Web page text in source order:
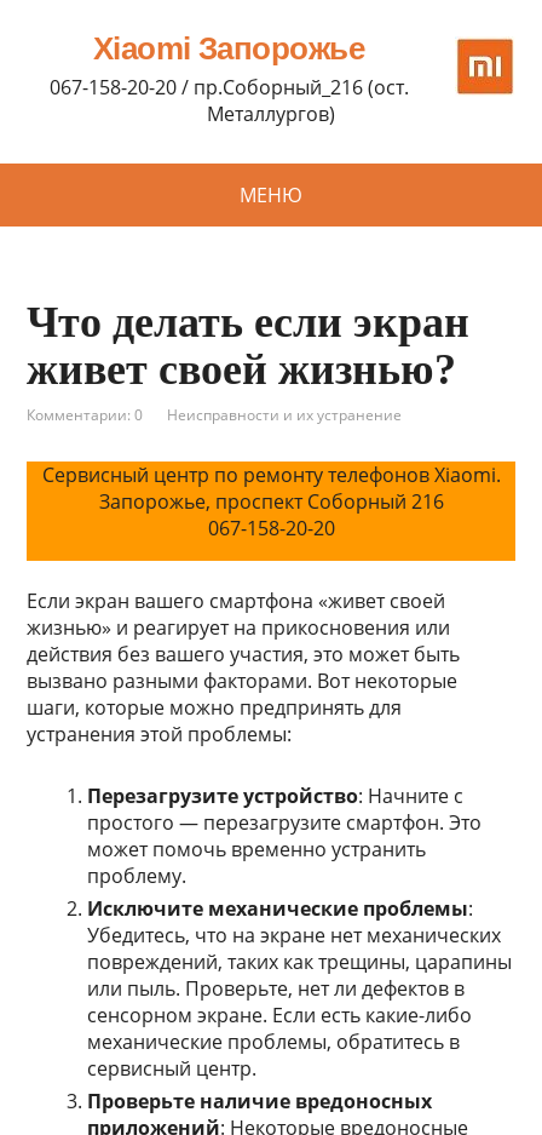
Xiaomi Запорожье
067-158-20-20 / пр.Соборный_216 (ост.
Металлургов)
МЕНЮ
Что делать если экран
живет своей жизнью?
Комментарии: 0 Неисправности и их устранение
Сервисный центр по ремонту телефонов Xiaomi.
Запорожье, проспект Соборный 216
067-158-20-20
Если экран вашего смартфона «живет своей
жизнью» и реагирует на прикосновения или
действия без вашего участия, это может быть
вызвано разными факторами. Вот некоторые
шаги, которые можно предпринять для
устранения этой проблемы:
Перезагрузите устройство: Начните с
простого — перезагрузите смартфон. Это
может помочь временно устранить
проблему.
Исключите механические проблемы:
Убедитесь, что на экране нет механических
повреждений, таких как трещины, царапины
или пыль. Проверьте, нет ли дефектов в
сенсорном экране. Если есть какие-либо
механические проблемы, обратитесь в
сервисный центр.
Проверьте наличие вредоносных
приложений: Некоторые вредоносные